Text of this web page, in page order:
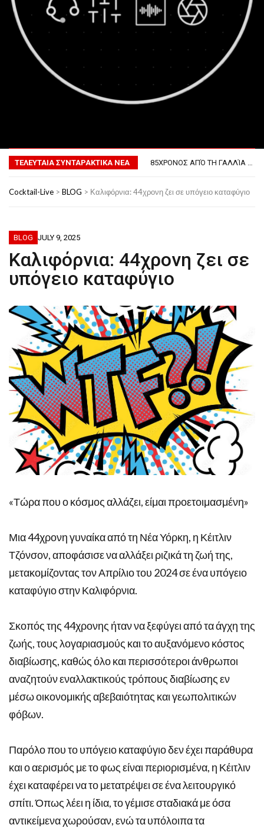
ΤΕΛΕΥΤΑΙΑ ΣΥΝΤΑΡΑΚΤΙΚΑ ΝΕΑ
ΦΟΒΕΡΆ ΔΏΡΑ ΓΙΑ ΤΟ ΕΠΌΜΕΝΟ ΔΕΚΑΉΜΕΡΟ!
85ΧΡΟΝΟΣ ΑΠΌ ΤΗ ΓΑΛΛΊΑ ΛΌΓΩ GPS ΚΑΤΈΛΗΞΕ ΣΤΗΝ… ΚΡΟΑΤΊΑ!
Cocktail-Live > BLOG > Καλιφόρνια: 44χρονη ζει σε υπόγειο καταφύγιο
BLOG JULY 9, 2025
Καλιφόρνια: 44χρονη ζει σε
υπόγειο καταφύγιο
«Τώρα που ο κόσμος αλλάζει, είμαι προετοιμασμένη»
Μια 44χρονη γυναίκα από τη Νέα Υόρκη, η Κέιτλιν
Τζόνσον, αποφάσισε να αλλάξει ριζικά τη ζωή της,
μετακομίζοντας τον Απρίλιο του 2024 σε ένα υπόγειο
καταφύγιο στην Καλιφόρνια.
Σκοπός της 44χρονης ήταν να ξεφύγει από τα άγχη της
ζωής, τους λογαριασμούς και το αυξανόμενο κόστος
διαβίωσης, καθώς όλο και περισσότεροι άνθρωποι
αναζητούν εναλλακτικούς τρόπους διαβίωσης εν
μέσω οικονομικής αβεβαιότητας και γεωπολιτικών
φόβων.
Παρόλο που το υπόγειο καταφύγιο δεν έχει παράθυρα
και ο αερισμός με το φως είναι περιορισμένα, η Κέιτλιν
έχει καταφέρει να το μετατρέψει σε ένα λειτουργικό
σπίτι. Όπως λέει η ίδια, το γέμισε σταδιακά με όσα
αντικείμενα χωρούσαν, ενώ τα υπόλοιπα τα